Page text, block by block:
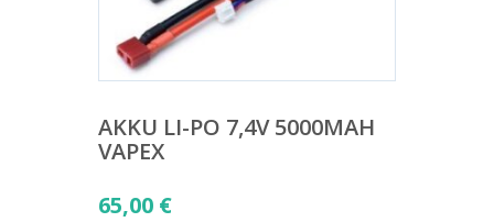
AKKU LI-PO 7,4V 5000MAH
VAPEX
65,00 €